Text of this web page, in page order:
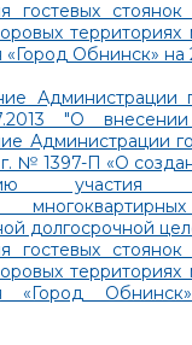
гостевых стоянок
территориях
Обнинск» на
"О
Администрации
г. № 1397-П «О
участия
долгосрочной
гостевых стоянок
территориях
«Город